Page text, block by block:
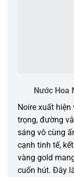
Nước Hoa
Noire xuất
trọng, đường
sáng vô cùng
cạnh tinh tế,
vàng gold
cuốn hút. Đây